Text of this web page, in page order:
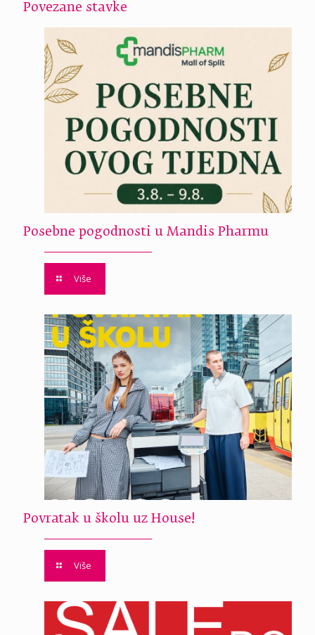
Povezane stavke
Posebne pogodnosti u Mandis Pharmu
Više
Povratak u školu uz House!
Više